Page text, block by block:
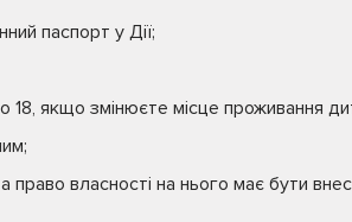
паспорт у Дії;
18, якщо змінюєте місце проживання
право власності на нього має бути